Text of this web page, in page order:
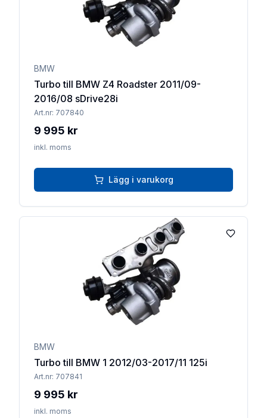
BMW
Turbo till BMW Z4 Roadster 2011/09-
2016/08 sDrive28i
Art.nr: 707840
9 995 kr
inkl. moms
Lägg i varukorg
Lägg till
BMW
Turbo till BMW 1 2012/03-2017/11 125i
Art.nr: 707841
9 995 kr
inkl. moms